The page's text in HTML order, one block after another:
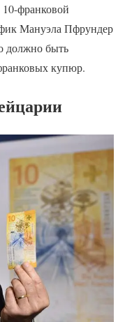
франковой
Мануэла Пфрундер
должно быть
купюр.